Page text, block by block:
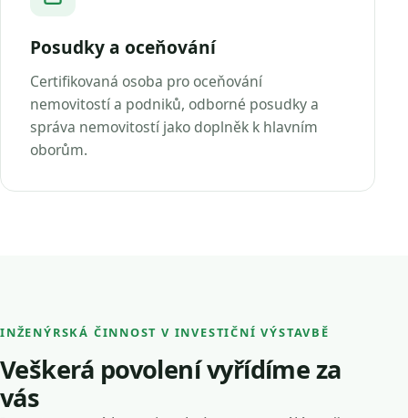
Posudky a oceňování
Certifikovaná osoba pro oceňování
nemovitostí a podniků, odborné posudky a
správa nemovitostí jako doplněk k hlavním
oborům.
INŽENÝRSKÁ ČINNOST V INVESTIČNÍ VÝSTAVBĚ
Veškerá povolení vyřídíme za
vás